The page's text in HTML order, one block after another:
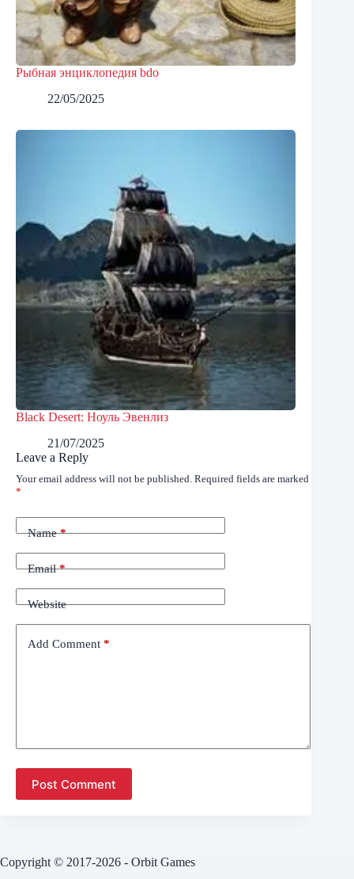
Рыбная энциклопедия bdo
22/05/2025
Black Desert: Ноуль Эвенлиз
21/07/2025
Leave a Reply
Your email address will not be published. Required fields are marked
*
Name*
Email*
Website
Add Comment *
Post Comment
Copyright © 2017-2026 - Orbit Games